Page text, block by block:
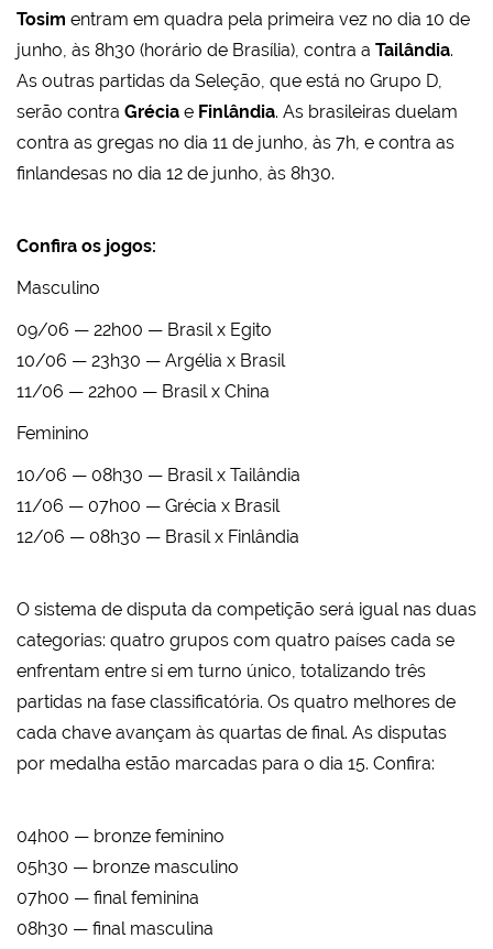
Tosim entram em quadra pela primeira vez no dia 10 de
junho, às 8h30 (horário de Brasília), contra a Tailândia.
As outras partidas da Seleção, que está no Grupo D,
serão contra Grécia e Finlândia. As brasileiras duelam
contra as gregas no dia 11 de junho, às 7h, e contra as
finlandesas no dia 12 de junho, às 8h30.
Confira os jogos:
Masculino
09/06 — 22h00 — Brasil x Egito
10/06 — 23h30 — Argélia x Brasil
11/06 — 22h00 — Brasil x China
Feminino
10/06 — 08h30 — Brasil x Tailândia
11/06 — 07h00 — Grécia x Brasil
12/06 — 08h30 — Brasil x Finlândia
O sistema de disputa da competição será igual nas duas
categorias: quatro grupos com quatro países cada se
enfrentam entre si em turno único, totalizando três
partidas na fase classificatória. Os quatro melhores de
cada chave avançam às quartas de final. As disputas
por medalha estão marcadas para o dia 15. Confira:
04h00 — bronze feminino
05h30 — bronze masculino
07h00 — final feminina
08h30 — final masculina